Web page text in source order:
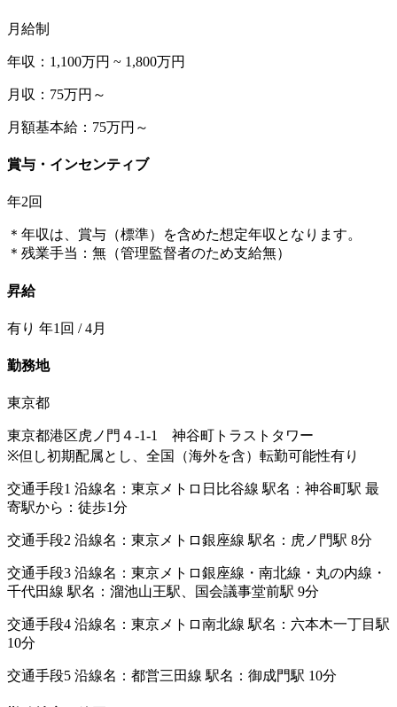
月給制
年収：1,100万円 ~ 1,800万円
月収：75万円～
月額基本給：75万円～
賞与・インセンティブ
年2回
＊年収は、賞与（標準）を含めた想定年収となります。
＊残業手当：無（管理監督者のため支給無）
昇給
有り 年1回 / 4月
勤務地
東京都
東京都港区虎ノ門４-1-1 神谷町トラストタワー
※但し初期配属とし、全国（海外を含）転勤可能性有り
交通手段1 沿線名：東京メトロ日比谷線 駅名：神谷町駅 最
寄駅から：徒歩1分
交通手段2 沿線名：東京メトロ銀座線 駅名：虎ノ門駅 8分
交通手段3 沿線名：東京メトロ銀座線・南北線・丸の内線・
千代田線 駅名：溜池山王駅、国会議事堂前駅 9分
交通手段4 沿線名：東京メトロ南北線 駅名：六本木一丁目駅
10分
交通手段5 沿線名：都営三田線 駅名：御成門駅 10分